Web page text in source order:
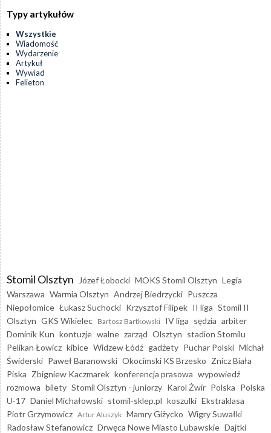
Typy artykułów
Wszystkie
Wiadomość
Wydarzenie
Artykuł
Wywiad
Felieton
Stomil Olsztyn Józef Łobocki MOKS Stomil Olsztyn Legia
Warszawa Warmia Olsztyn Andrzej Biedrzycki Puszcza
Niepołomice Łukasz Suchocki Krzysztof Filipek II liga Stomil II
Olsztyn GKS Wikielec Bartosz Bartkowski IV liga sędzia arbiter
Dominik Kun kontuzje walne zarząd Olsztyn stadion Stomilu
Pelikan Łowicz kibice Widzew Łódź gadżety Puchar Polski Michał
Świderski Paweł Baranowski Okocimski KS Brzesko Znicz Biała
Piska Zbigniew Kaczmarek konferencja prasowa wypowiedź
rozmowa bilety Stomil Olsztyn - juniorzy Karol Żwir Polska Polska
U-17 Daniel Michałowski stomil-sklep.pl koszulki Ekstraklasa
Piotr Grzymowicz Artur Aluszyk Mamry Giżycko Wigry Suwałki
Radosław Stefanowicz Drwęca Nowe Miasto Lubawskie Dajtki